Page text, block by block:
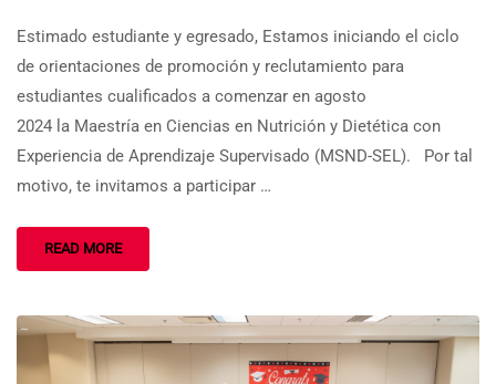
Estimado estudiante y egresado, Estamos iniciando el ciclo
de orientaciones de promoción y reclutamiento para
estudiantes cualificados a comenzar en agosto
2024 la Maestría en Ciencias en Nutrición y Dietética con
Experiencia de Aprendizaje Supervisado (MSND-SEL). Por tal
motivo, te invitamos a participar …
READ MORE